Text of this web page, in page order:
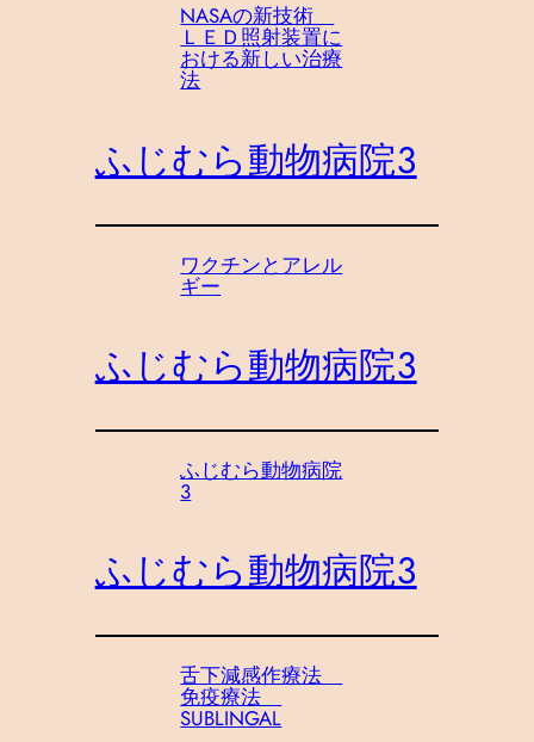
NASAの新技術
ＬＥＤ照射装置に
おける新しい治療
法
ふじむら動物病院３
ワクチンとアレル
ギー
ふじむら動物病院３
ふじむら動物病院
3
ふじむら動物病院３
舌下減感作療法
免疫療法
SUBLINGAL